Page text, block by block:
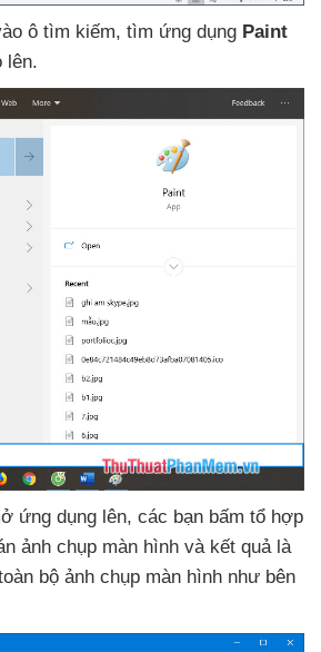
ô tìm kiếm, tìm ứng dụng Paint
lên.
ứng dụng lên, các bạn bấm tổ hợp
ảnh chụp màn hình và kết quả là
bộ ảnh chụp màn hình như bên